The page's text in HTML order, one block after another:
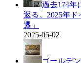
過去174年
返る。2025年
遷」
2025-05-02
ゴールデ